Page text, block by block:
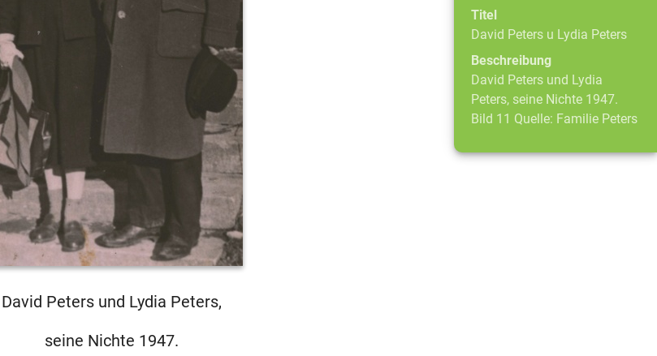
Titel
David Peters u Lydia Peters
Beschreibung
David Peters und Lydia
Peters, seine Nichte 1947.
Bild 11 Quelle: Familie Peters
David Peters und Lydia Peters,
seine Nichte 1947.